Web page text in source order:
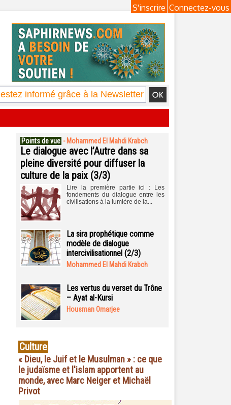
Connectez-vous
S'inscrire
Points de vue - Mohammed El Mahdi Krabch
Le dialogue avec l’Autre dans sa
pleine diversité pour diffuser la
culture de la paix (3/3)
Lire la première partie ici : Les
fondements du dialogue entre les
civilisations à la lumière de la...
La sira prophétique comme
modèle de dialogue
intercivilisationnel (2/3)
Mohammed El Mahdi Krabch
Les vertus du verset du Trône
– Ayat al-Kursi
Housman Omarjee
Culture
« Dieu, le Juif et le Musulman » : ce que
le judaïsme et l'islam apportent au
monde, avec Marc Neiger et Michaël
Privot